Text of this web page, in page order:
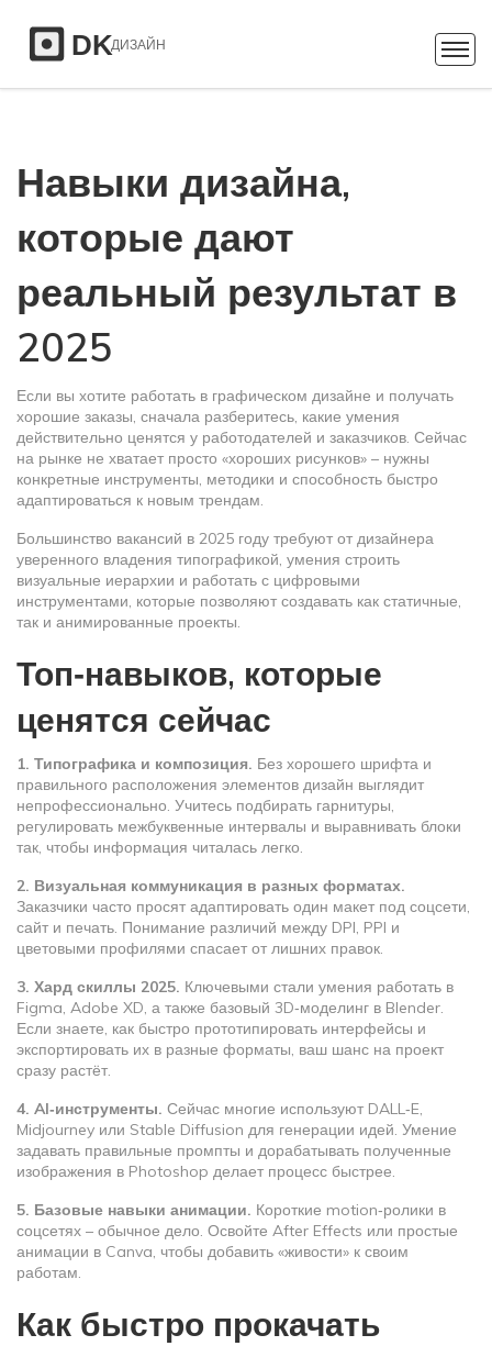
Навыки дизайна,
которые дают
реальный результат в
2025
Если вы хотите работать в графическом дизайне и получать
хорошие заказы, сначала разберитесь, какие умения
действительно ценятся у работодателей и заказчиков. Сейчас
на рынке не хватает просто «хороших рисунков» – нужны
конкретные инструменты, методики и способность быстро
адаптироваться к новым трендам.
Большинство вакансий в 2025 году требуют от дизайнера
уверенного владения типографикой, умения строить
визуальные иерархии и работать с цифровыми
инструментами, которые позволяют создавать как статичные,
так и анимированные проекты.
Топ‑навыков, которые
ценятся сейчас
1. Типографика и композиция. Без хорошего шрифта и
правильного расположения элементов дизайн выглядит
непрофессионально. Учитесь подбирать гарнитуры,
регулировать межбуквенные интервалы и выравнивать блоки
так, чтобы информация читалась легко.
2. Визуальная коммуникация в разных форматах.
Заказчики часто просят адаптировать один макет под соцсети,
сайт и печать. Понимание различий между DPI, PPI и
цветовыми профилями спасает от лишних правок.
3. Хард скиллы 2025. Ключевыми стали умения работать в
Figma, Adobe XD, а также базовый 3D‑моделинг в Blender.
Если знаете, как быстро прототипировать интерфейсы и
экспортировать их в разные форматы, ваш шанс на проект
сразу растёт.
4. AI‑инструменты. Сейчас многие используют DALL‑E,
Midjourney или Stable Diffusion для генерации идей. Умение
задавать правильные промпты и дорабатывать полученные
изображения в Photoshop делает процесс быстрее.
5. Базовые навыки анимации. Короткие motion‑ролики в
соцсетях – обычное дело. Освойте After Effects или простые
анимации в Canva, чтобы добавить «живости» к своим
работам.
Как быстро прокачать